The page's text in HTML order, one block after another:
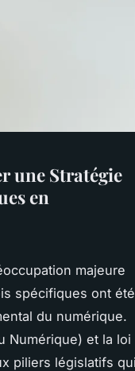
une Stratégie
en
majeure
spécifiques ont été
du numérique.
Numérique) et la loi
piliers législatifs qui